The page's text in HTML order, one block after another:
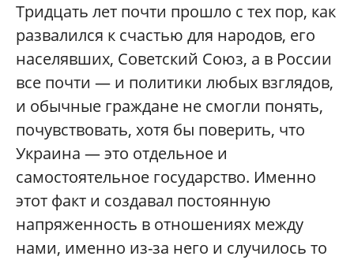
Тридцать лет почти прошло с тех пор, как
развалился к счастью для народов, его
населявших, Советский Союз, а в России
все почти — и политики любых взглядов,
и обычные граждане не смогли понять,
почувствовать, хотя бы поверить, что
Украина — это отдельное и
самостоятельное государство. Именно
этот факт и создавал постоянную
напряженность в отношениях между
нами, именно из-за него и случилось то